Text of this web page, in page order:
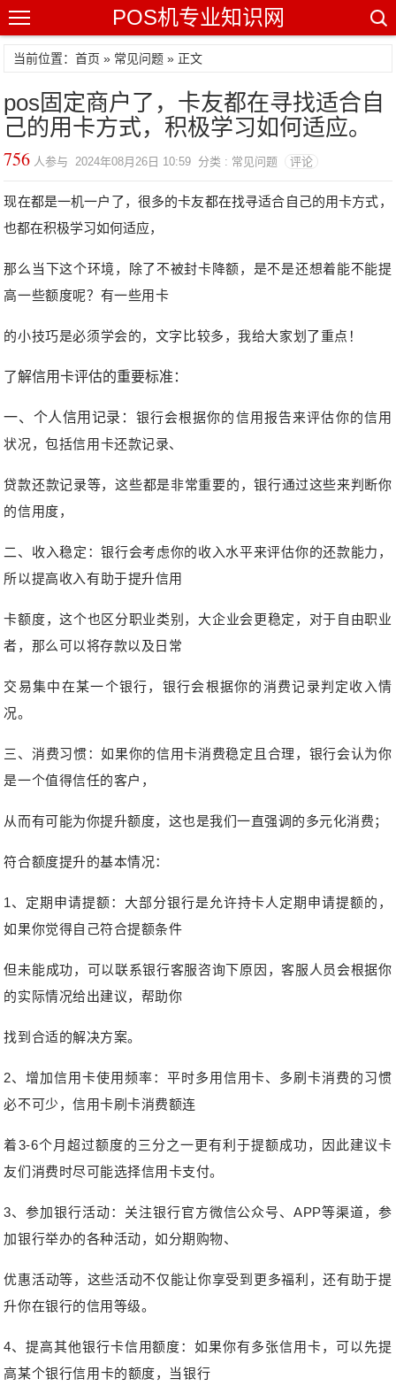
POS机专业知识网
当前位置：首页 » 常见问题 » 正文
pos固定商户了，卡友都在寻找适合自
己的用卡方式，积极学习如何适应。
756 人参与 2024年08月26日 10:59 分类 : 常见问题 评论
现在都是一机一户了，很多的卡友都在找寻适合自己的用卡方式，
也都在积极学习如何适应，
那么当下这个环境，除了不被封卡降额，是不是还想着能不能提
高一些额度呢？有一些用卡
的小技巧是必须学会的，文字比较多，我给大家划了重点！
了解信用卡评估的重要标准：
一、个人信用记录： 银行会根据你的信用报告来评估你的信用
状况，包括信用卡还款记录、
贷款还款记录等，这些都是非常重要的，银行通过这些来判断你
的信用度，
二、收入稳定：银行会考虑你的收入水平来评估你的还款能力，
所以提高收入有助于提升信用
卡额度，这个也区分职业类别，大企业会更稳定，对于自由职业
者，那么可以将存款以及日常
交易集中在某一个银行，银行会根据你的消费记录判定收入情
况。
三、消费习惯：如果你的信用卡消费稳定且合理，银行会认为你
是一个值得信任的客户，
从而有可能为你提升额度，这也是我们一直强调的多元化消费；
符合额度提升的基本情况：
1、定期申请提额：大部分银行是允许持卡人定期申请提额的，
如果你觉得自己符合提额条件
但未能成功，可以联系银行客服咨询下原因，客服人员会根据你
的实际情况给出建议，帮助你
找到合适的解决方案。
2、增加信用卡使用频率：平时多用信用卡、多刷卡消费的习惯
必不可少，信用卡刷卡消费额连
着3-6个月超过额度的三分之一更有利于提额成功，因此建议卡
友们消费时尽可能选择信用卡支付。
3、参加银行活动：关注银行官方微信公众号、APP等渠道，参
加银行举办的各种活动，如分期购物、
优惠活动等，这些活动不仅能让你享受到更多福利，还有助于提
升你在银行的信用等级。
4、提高其他银行卡信用额度：如果你有多张信用卡，可以先提
高某个银行信用卡的额度，当银行